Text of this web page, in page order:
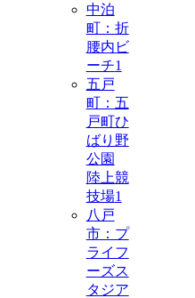
中泊
町：折
腰内ビ
ーチ1
五戸
町：五
戸町ひ
ばり野
公園
陸上競
技場1
八戸
市：プ
ライフ
ーズス
タジア